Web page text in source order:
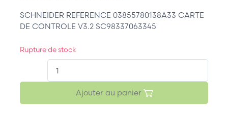
SCHNEIDER REFERENCE 03855780138A33 CARTE
DE CONTROLE V3.2 SC98337063345
Rupture de stock
Ajouter au panier